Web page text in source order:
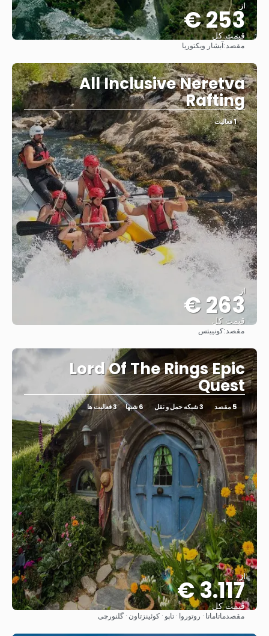
از
253 €
قیمت کل
مقصد:آبشار ویکتوریا
All Inclusive Neretva
Rafting
1 فعالیت
از
263 €
قیمت کل
مقصد:کونییتس
Lord Of The Rings Epic
Quest
5 مقصد 3 شبکه حمل و نقل 6 شبها 3 فعالیت ها
از
3.117 €
قیمت کل
مشاهده
مقصدماتاماتا · روتوروا · تاپو · کوئینزتاون · گلنورچی